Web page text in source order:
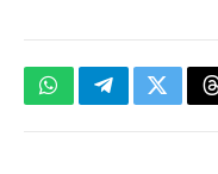
WhatsAppTelegramTwitter